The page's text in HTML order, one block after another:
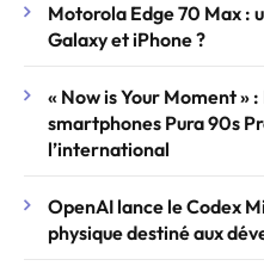
Motorola Edge 70 Max :
Galaxy et iPhone ?
« Now is Your Moment »
smartphones Pura 90s
l’international
OpenAI lance le Codex
physique destiné aux